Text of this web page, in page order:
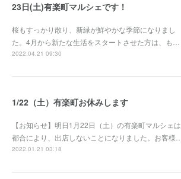
23日(土)有楽町マルシェです！
桜もすっかり散り、新緑が鮮やかな季節になりまし
た。4月から新たな生活をスタートさせた方は、も…
2022.04.21 09:30
1/22（土）有楽町お休みします
【お知らせ】明日1月22日（土）の有楽町マルシェは
都合により、出店しないことになりました。お客様…
2022.01.21 03:18